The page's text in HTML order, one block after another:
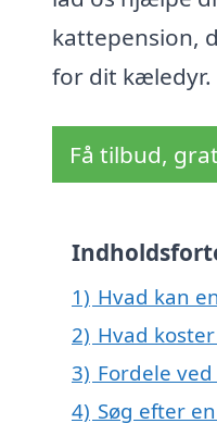
kattepension,
for dit kæledyr.
Få tilbud,
1) Hvad kan
2) Hvad
3) Fordele
4) Søg efter